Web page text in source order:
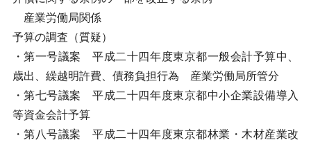
産業労働局関係
予算の調査（質疑）
・第一号議案 平成二十四年度東京都一般会計予算中、
歳出、繰越明許費、債務負担行為 産業労働局所管分
・第七号議案 平成二十四年度東京都中小企業設備導入
等資金会計予算
・第八号議案 平成二十四年度東京都林業・木材産業改